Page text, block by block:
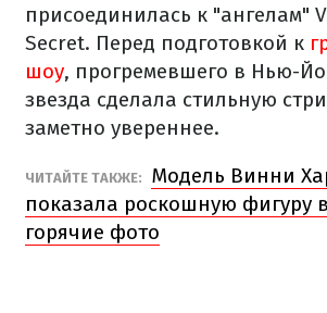
присоединилась к "ангелам"
Secret. Перед подготовкой к
шоу, прогремевшего в Нью-
звезда сделала стильную
заметно увереннее.
ЧИТАЙТЕ ТАКЖЕ:
Модель Винни
показала роскошную фигуру
горячие фото